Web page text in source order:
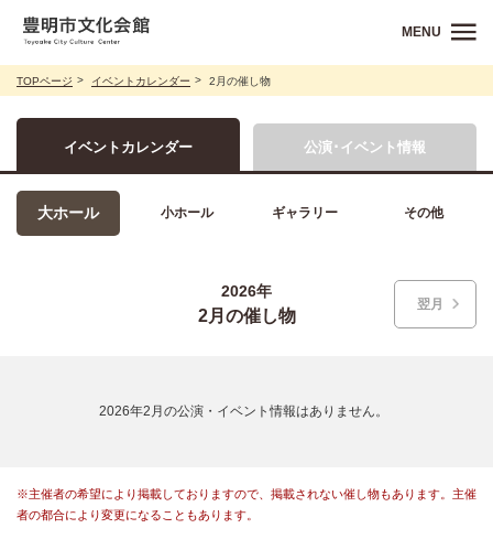
MENU
TOPページ イベントカレンダー 2月の催し物
イベントカレンダー 公演･イベント情報
大ホール 小ホール ギャラリー その他
翌月
2026年
2月の催し物
2026年2月の公演・イベント情報はありません。
※主催者の希望により掲載しておりますので、掲載されない催し物もあります。主催
者の都合により変更になることもあります。